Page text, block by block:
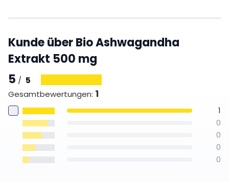
Kunde über Bio Ashwagandha
Extrakt 500 mg
5 / 5
Gesamtbewertungen: 1
1
0
0
0
0